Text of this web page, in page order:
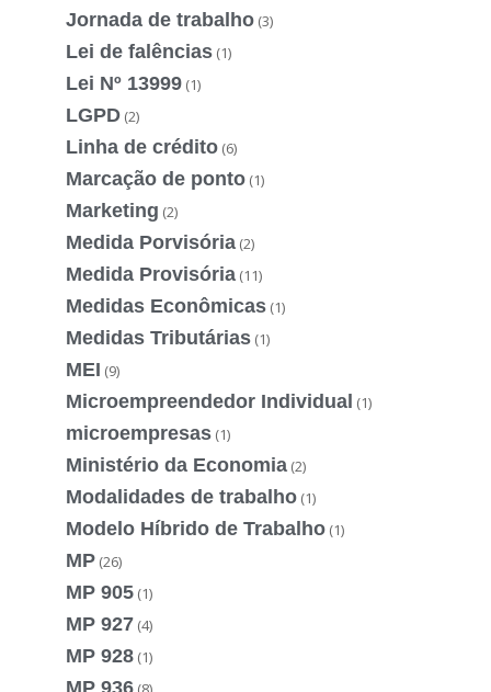
Jornada de trabalho (3)
Lei de falências (1)
Lei Nº 13999 (1)
LGPD (2)
Linha de crédito (6)
Marcação de ponto (1)
Marketing (2)
Medida Porvisória (2)
Medida Provisória (11)
Medidas Econômicas (1)
Medidas Tributárias (1)
MEI (9)
Microempreendedor Individual (1)
microempresas (1)
Ministério da Economia (2)
Modalidades de trabalho (1)
Modelo Híbrido de Trabalho (1)
MP (26)
MP 905 (1)
MP 927 (4)
MP 928 (1)
MP 936